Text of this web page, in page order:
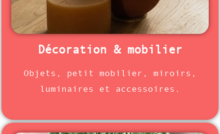
Décoration & mobilier
Objets, petit mobilier, miroirs,
luminaires et accessoires.